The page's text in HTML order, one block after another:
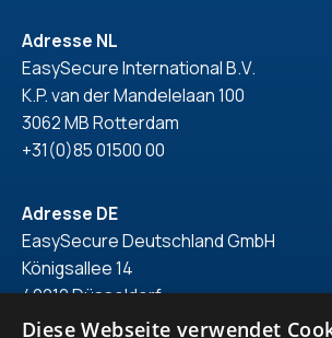
Adresse NL
EasySecure International B.V.
K.P. van der Mandelelaan 100
3062 MB Rotterdam
+31(0)85 01500 00
Adresse DE
EasySecure Deutschland GmbH
Königsallee 14
40212 Düsseldorf
+49(0)211 418 71 150
Diese Webseite verwendet